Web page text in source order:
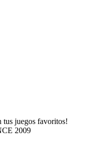
tus juegos favoritos!
2009